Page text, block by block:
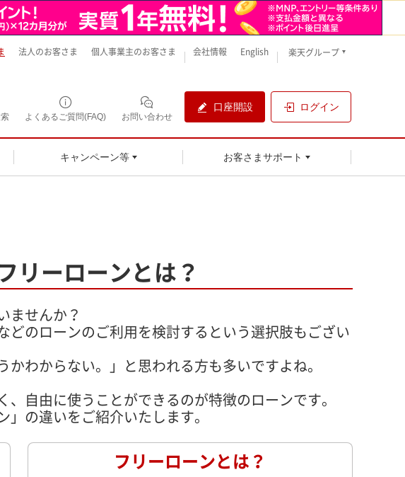
法人のお客さま 個人事業主のお客さま 会社情報 English 楽天グループ
よくあるご質問(FAQ) お問い合わせ
口座開設 ログイン
キャンペーン等 お客さまサポート
リーローンとは？
ませんか？
のローンのご利用を検討するという選択肢もござい
わからない。」と思われる方も多いですよね。
自由に使うことができるのが特徴のローンです。
の違いをご紹介いたします。
フリーローンとは？